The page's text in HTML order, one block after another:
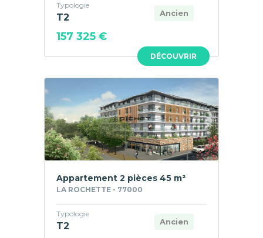
DÉCOUVRIR
Ancien
Typologie
T2
157 325 €
Appartement 2 pièces 45 m²
LA ROCHETTE - 77000
Ancien
Typologie
T2